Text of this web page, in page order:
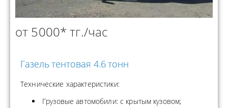
от 5000* тг./час
Газель тентовая 4.6 тонн
Технические характеристики:
Грузовые автомобили: с крытым кузовом;